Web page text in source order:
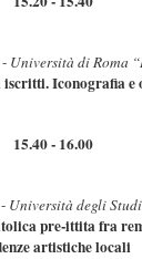
Università di Roma
Iconografia e
15.40 - 16.00
Università degli
pre-ittita fra
artistiche locali